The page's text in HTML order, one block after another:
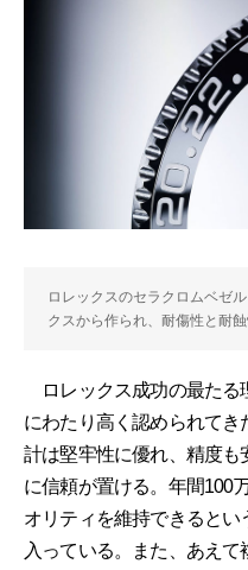
ロレックスのセラクロムベゼ
クスから作られ、耐傷性と耐蝕
ロレックス成功の最たる
にわたり高く認められて
計は堅牢性に優れ、精度
に信頼が置ける。年間100
オリティを維持できると
入っている。また、あえ